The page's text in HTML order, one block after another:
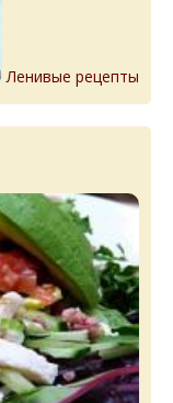
Ленивые рецепты